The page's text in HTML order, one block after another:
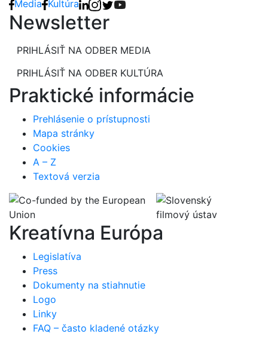
Media Kultúra
Newsletter
PRIHLÁSIŤ NA ODBER MEDIA
PRIHLÁSIŤ NA ODBER KULTÚRA
Praktické informácie
Prehlásenie o prístupnosti
Mapa stránky
Cookies
A – Z
Textová verzia
Kreatívna Európa
Legislatíva
Press
Dokumenty na stiahnutie
Logo
Linky
FAQ – často kladené otázky